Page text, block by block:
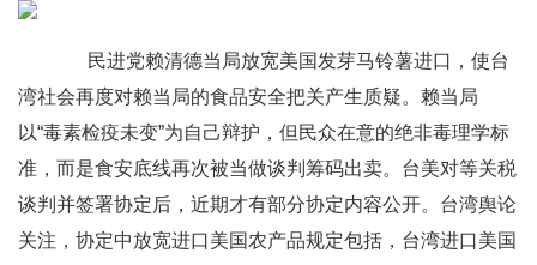
民进党赖清德当局放宽美国发芽马铃薯进口，使台
湾社会再度对赖当局的食品安全把关产生质疑。赖当局
以“毒素检疫未变”为自己辩护，但民众在意的绝非毒理学标
准，而是食安底线再次被当做谈判筹码出卖。台美对等关税
谈判并签署协定后，近期才有部分协定内容公开。台湾舆论
关注，协定中放宽进口美国农产品规定包括，台湾进口美国